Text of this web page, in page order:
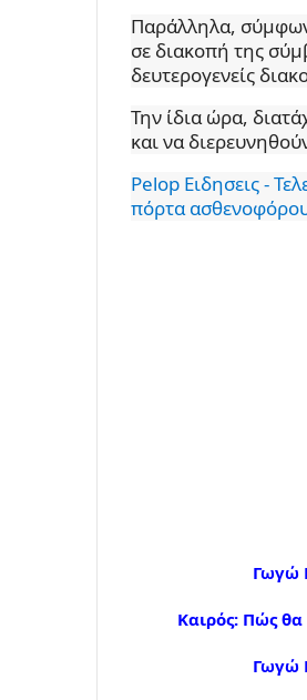
Παράλληλα,
σε διακοπή της
δευτερογενείς
Την ίδια ώρα,
και να
Pelop Ειδησεις -
πόρτα
Γωγώ
Καιρός: Πώς
Γωγώ